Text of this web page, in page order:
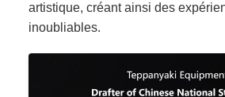
artistique, créant ainsi des
inoubliables.